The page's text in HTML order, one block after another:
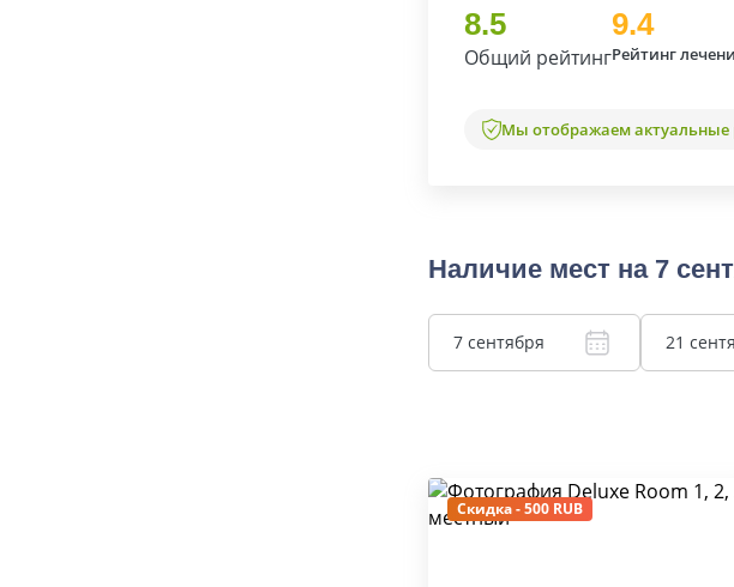
8.5
Общий рейтинг
9.4
Рейтинг
Мы отображаем актуальные
Наличие мест на 7
7 сентября 21
Скидка - 500 RUB